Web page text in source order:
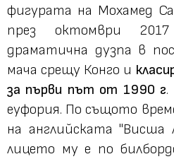
фигурата на Мохамед
през октомври
драматична дузпа в
мача срещу Конго и
за първи път от 1990 г.
еуфория. По същото
на английската "Висша
лицето му е по